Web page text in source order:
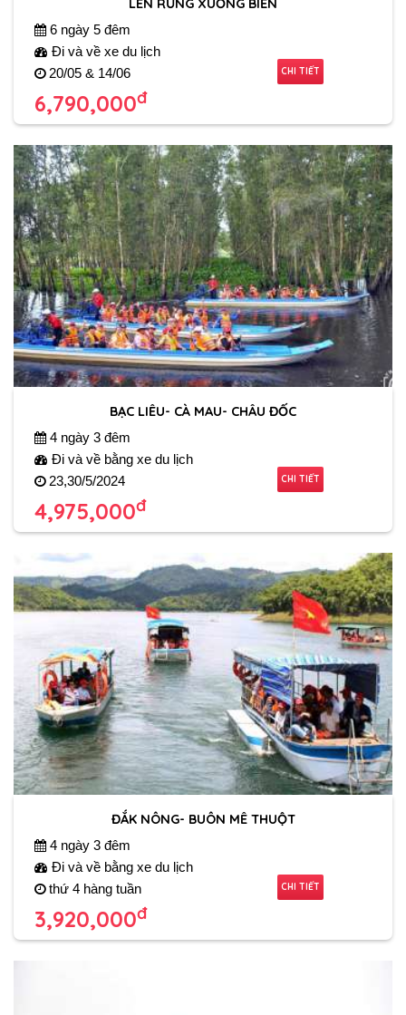
6 ngày 5 đêm
Đi và về xe du lịch
20/05 & 14/06
6,790,000đ
CHI TIẾT
BẠC LIÊU- CÀ MAU- CHÂU ĐỐC
4 ngày 3 đêm
Đi và về bằng xe du lịch
23,30/5/2024
4,975,000đ
CHI TIẾT
ĐẮK NÔNG- BUÔN MÊ THUỘT
4 ngày 3 đêm
Đi và về bằng xe du lịch
thứ 4 hàng tuần
3,920,000đ
CHI TIẾT